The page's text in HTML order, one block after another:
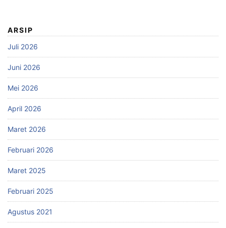
ARSIP
Juli 2026
Juni 2026
Mei 2026
April 2026
Maret 2026
Februari 2026
Maret 2025
Februari 2025
Agustus 2021